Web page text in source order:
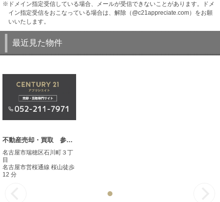
ドメイン指定受信している場合、メールが受信できないことがあります。ドメ
イン指定受信をおこなっている場合は、解除（@c21appreciate.com）をお願
いいたします。
最近見た物件
不動産売却・買取 参考事例
名古屋市瑞穂区石川町３丁
目
名古屋市営桜通線 桜山徒歩
12 分